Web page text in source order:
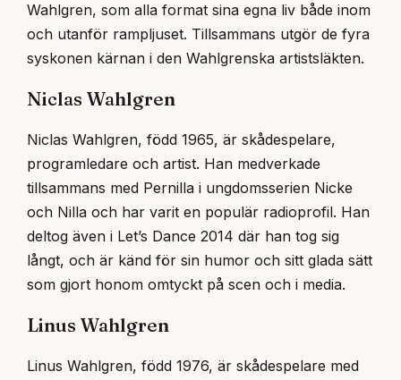
Wahlgren, som alla format sina egna liv både inom
och utanför rampljuset. Tillsammans utgör de fyra
syskonen kärnan i den Wahlgrenska artistsläkten.
Niclas Wahlgren
Niclas Wahlgren, född 1965, är skådespelare,
programledare och artist. Han medverkade
tillsammans med Pernilla i ungdomsserien Nicke
och Nilla och har varit en populär radioprofil. Han
deltog även i Let’s Dance 2014 där han tog sig
långt, och är känd för sin humor och sitt glada sätt
som gjort honom omtyckt på scen och i media.
Linus Wahlgren
Linus Wahlgren, född 1976, är skådespelare med